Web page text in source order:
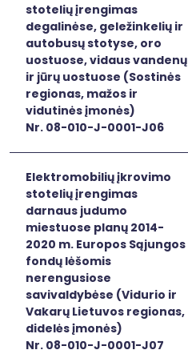
stotelių įrengimas
degalinėse, geležinkelių ir
autobusų stotyse, oro
uostuose, vidaus vandenų
ir jūrų uostuose (Sostinės
regionas, mažos ir
vidutinės įmonės)
Nr. 08-010-J-0001-J06
Elektromobilių įkrovimo
stotelių įrengimas
darnaus judumo
miestuose planų 2014-
2020 m. Europos Sąjungos
fondų lėšomis
nerengusiose
savivaldybėse (Vidurio ir
Vakarų Lietuvos regionas,
didelės įmonės)
Nr. 08-010-J-0001-J07